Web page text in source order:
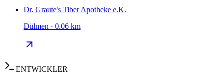
Dr. Graute's Tiber Apotheke e.K.
Dülmen · 0.06 km
ENTWICKLER